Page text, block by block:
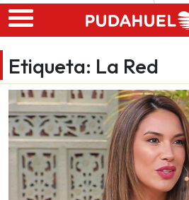
Skip to main content
Etiqueta: La Red